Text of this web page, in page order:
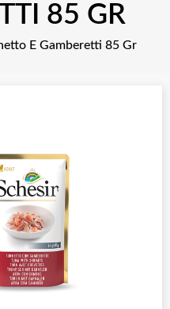
85 GR
E Gamberetti 85 Gr